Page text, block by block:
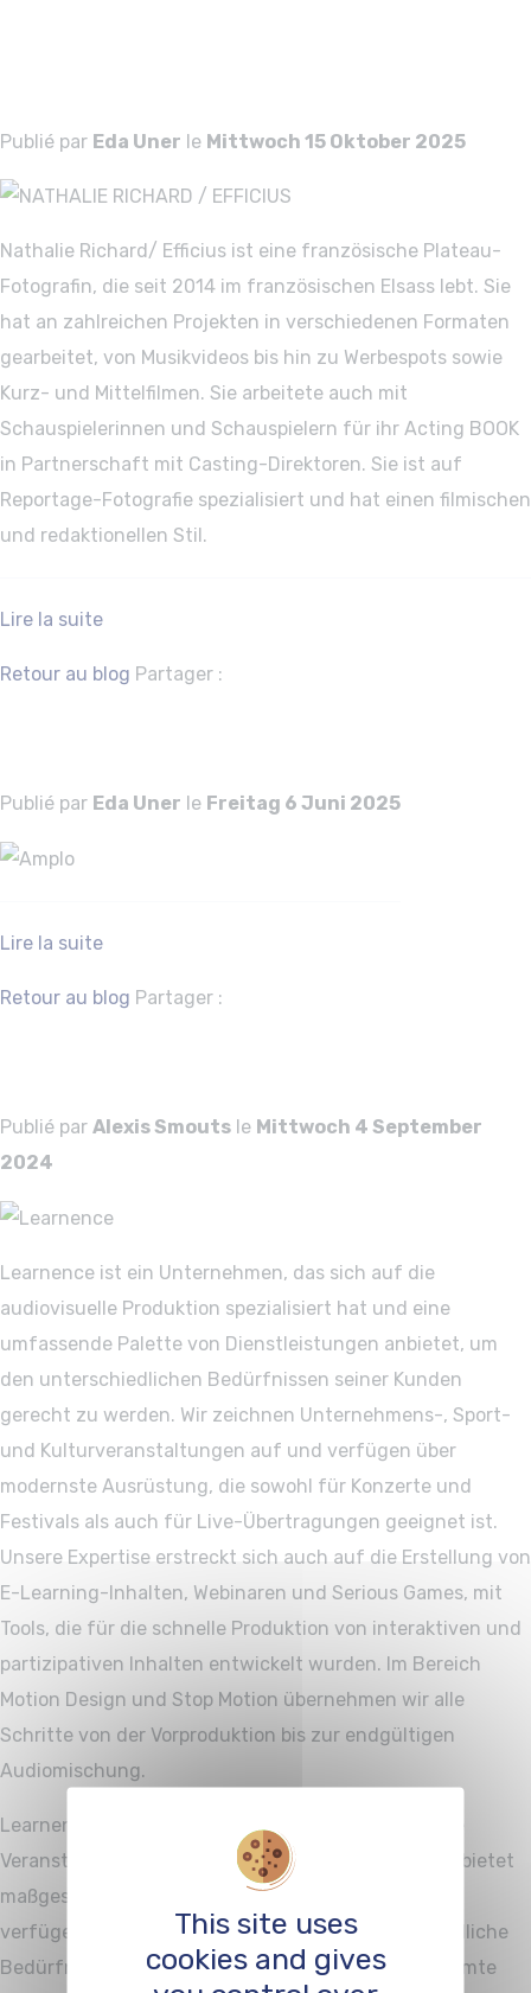
Publié par Eda Uner le Mittwoch 15 Oktober 2025
Nathalie Richard/ Efficius ist eine französische Plateau-
Fotografin, die seit 2014 im französischen Elsass lebt. Sie
hat an zahlreichen Projekten in verschiedenen Formaten
gearbeitet, von Musikvideos bis hin zu Werbespots sowie
Kurz- und Mittelfilmen. Sie arbeitete auch mit
Schauspielerinnen und Schauspielern für ihr Acting BOOK
in Partnerschaft mit Casting-Direktoren. Sie ist auf
Reportage-Fotografie spezialisiert und hat einen filmischen
und redaktionellen Stil.
Lire la suite
Retour au blog Partager :
Publié par Eda Uner le Freitag 6 Juni 2025
Lire la suite
Retour au blog Partager :
Publié par Alexis Smouts le Mittwoch 4 September
2024
Learnence ist ein Unternehmen, das sich auf die
audiovisuelle Produktion spezialisiert hat und eine
umfassende Palette von Dienstleistungen anbietet, um
den unterschiedlichen Bedürfnissen seiner Kunden
gerecht zu werden. Wir zeichnen Unternehmens-, Sport-
und Kulturveranstaltungen auf und verfügen über
modernste Ausrüstung, die sowohl für Konzerte und
Festivals als auch für Live-Übertragungen geeignet ist.
Unsere Expertise erstreckt sich auch auf die Erstellung von
E-Learning-Inhalten, Webinaren und Serious Games, mit
Tools, die für die schnelle Produktion von interaktiven und
partizipativen Inhalten entwickelt wurden. Im Bereich
Motion Design und Stop Motion übernehmen wir alle
Schritte von der Vorproduktion bis zur endgültigen
Audiomischung.
Learnence entwickelt auch Plattformen für digitale
Veranstaltungen, Livestreaming und Podcasts und bietet
maßgeschneiderte Lösungen für jedes Projekt. Wir
verfügen über mehrere Studios, die für unterschiedliche
Bedürfnisse ausgestattet sind, sowie über die gesamte
This site uses
cookies and gives